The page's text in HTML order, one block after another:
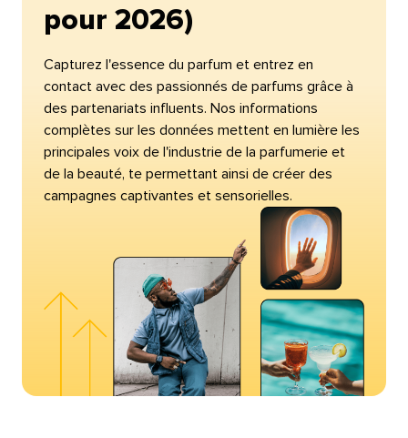
pour 2026)​​
Capturez l'essence du parfum et entrez en
contact avec des passionnés de parfums grâce à
des partenariats influents. Nos informations
complètes sur les données mettent en lumière les
principales voix de l'industrie de la parfumerie et
de la beauté, te permettant ainsi de créer des
campagnes captivantes et sensorielles.​​